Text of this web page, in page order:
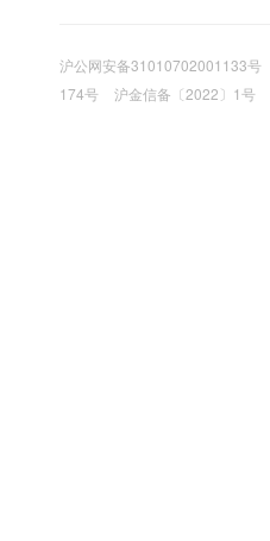
沪公网安备31010702001133号
174号
沪金信备〔2022〕1号